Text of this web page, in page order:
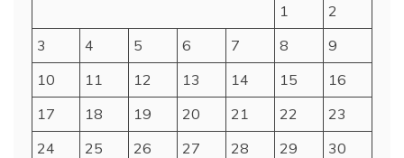
1
2
3
4 5 6 7 8
9
10
11 12 13 14 15
16
17
18 19 20 21 22
23
24
25 26 27 28 29
30